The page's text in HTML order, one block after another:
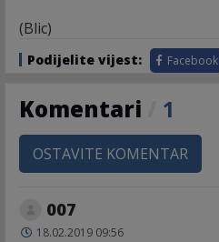
(Blic)
Podijelite vijest: Facebook
Komentari 1
OSTAVITE KOMENTAR
007
18.02.2019 09:56